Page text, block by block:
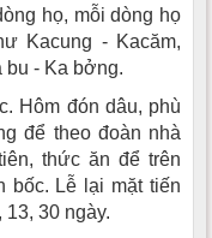
họ, mỗi dòng họ
Kacung - Kacăm,
bu - Ka bởng.
Hôm đón dâu, phù
để theo đoàn nhà
thức ăn để trên
bốc. Lễ lại mặt tiến
30 ngày.